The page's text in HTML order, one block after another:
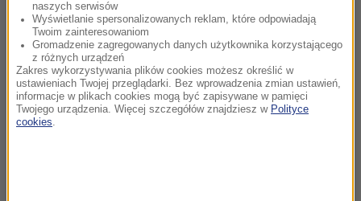
naszych serwisów
Wyświetlanie spersonalizowanych reklam, które odpowiadają
Twoim zainteresowaniom
Gromadzenie zagregowanych danych użytkownika korzystającego
z różnych urządzeń
Zakres wykorzystywania plików cookies możesz określić w
ustawieniach Twojej przeglądarki. Bez wprowadzenia zmian ustawień,
informacje w plikach cookies mogą być zapisywane w pamięci
Twojego urządzenia. Więcej szczegółów znajdziesz w Polityce
cookies.